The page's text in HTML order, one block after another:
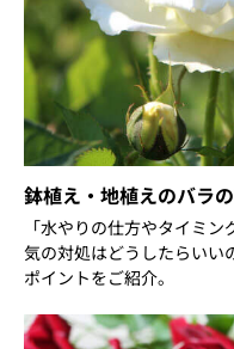
鉢植え・地植えのバラ
「水やりの仕方やタイミ
気の対処はどうしたらいい
ポイントをご紹介。